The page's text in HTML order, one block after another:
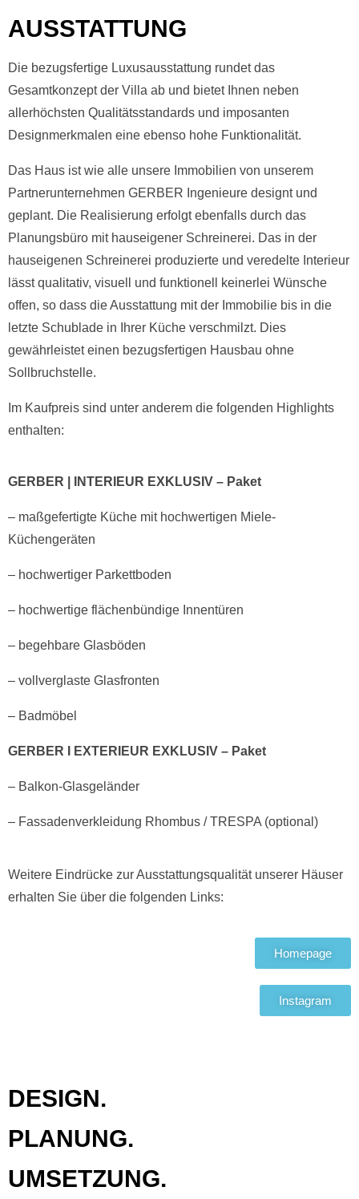
AUSSTATTUNG
Die bezugsfertige Luxusausstattung rundet das
Gesamtkonzept der Villa ab und bietet Ihnen neben
allerhöchsten Qualitätsstandards und imposanten
Designmerkmalen eine ebenso hohe Funktionalität.
Das Haus ist wie alle unsere Immobilien von unserem
Partnerunternehmen GERBER Ingenieure designt und
geplant. Die Realisierung erfolgt ebenfalls durch das
Planungsbüro mit hauseigener Schreinerei. Das in der
hauseigenen Schreinerei produzierte und veredelte Interieur
lässt qualitativ, visuell und funktionell keinerlei Wünsche
offen, so dass die Ausstattung mit der Immobilie bis in die
letzte Schublade in Ihrer Küche verschmilzt. Dies
gewährleistet einen bezugsfertigen Hausbau ohne
Sollbruchstelle.
Im Kaufpreis sind unter anderem die folgenden Highlights
enthalten:
GERBER | INTERIEUR EXKLUSIV – Paket
– maßgefertigte Küche mit hochwertigen Miele-
Küchengeräten
– hochwertiger Parkettboden
– hochwertige flächenbündige Innentüren
– begehbare Glasböden
– vollverglaste Glasfronten
– Badmöbel
GERBER I EXTERIEUR EXKLUSIV – Paket
– Balkon-Glasgeländer
– Fassadenverkleidung Rhombus / TRESPA (optional)
Weitere Eindrücke zur Ausstattungsqualität unserer Häuser
erhalten Sie über die folgenden Links:
Homepage
Instagram
DESIGN.
PLANUNG.
UMSETZUNG.